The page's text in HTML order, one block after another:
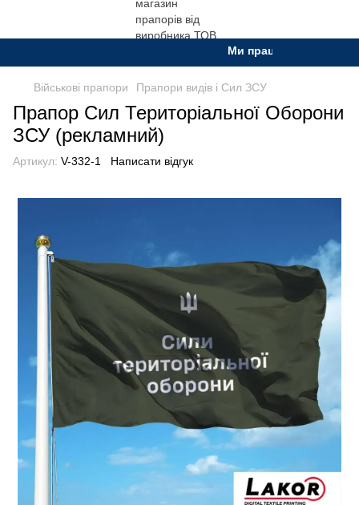
Ми працюємо. Все буде
Військові прапори Прапори видів і Сил ЗСУ
Прапор Сил Територіальної Оборони
ЗСУ (рекламний)
Артикул: V-332-1 Написати відгук